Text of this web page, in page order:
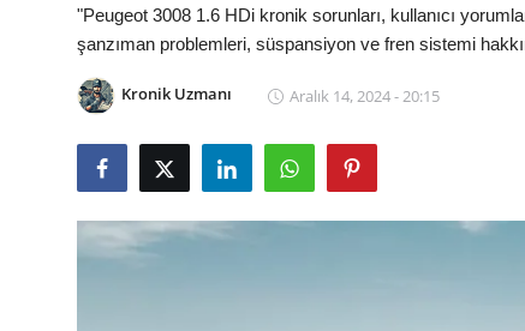
Vergi & ÖTV & MTV
Muayene & Ruhsat
Sorgulamalar
İkinci El & Alım-Satım
Bakım & Arıza Çözümleri
"Peugeot 3008 1.6 HDi kronik sorunları, kullanıcı
şanzıman problemleri, süspansiyon ve fren sistemi
Kronik Uzmanı Aralık 14, 2024 - 20:15